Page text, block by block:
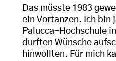
Das müsste 1983
ein Vortanzen. Ich bin
Palucca-Hochschule
durften Wünsche
hinwollten. Für mich